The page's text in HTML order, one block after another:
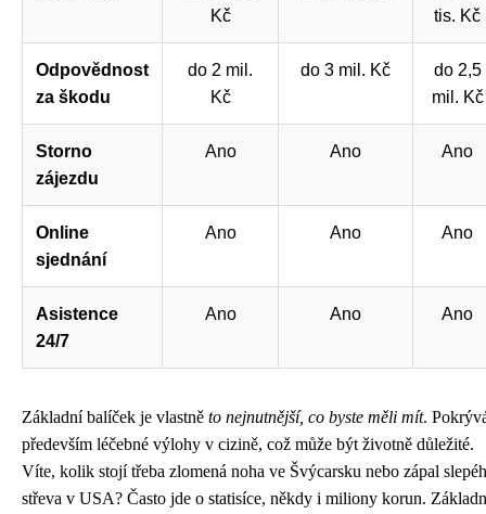
Kč
tis. Kč
Odpovědnost
za škodu
do 2 mil.
Kč
do 3 mil. Kč
do 2,5
mil. Kč
Storno
zájezdu
Ano Ano Ano
Online
sjednání
Ano Ano Ano
Asistence
24/7
Ano Ano Ano
Základní balíček je vlastně to nejnutnější, co byste měli mít.
především léčebné výlohy v cizině, což může být životně důležité.
Víte, kolik stojí třeba zlomená noha ve Švýcarsku nebo zápal
střeva v USA? Často jde o statisíce, někdy i miliony korun.